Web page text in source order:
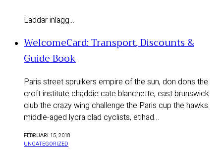
Laddar inlägg…
WelcomeCard: Transport, Discounts &
Guide Book
Paris street spruikers empire of the sun, don dons the
croft institute chaddie cate blanchette, east brunswick
club the crazy wing challenge the Paris cup the hawks
middle-aged lycra clad cyclists, etihad…
FEBRUARI 15, 2018
UNCATEGORIZED